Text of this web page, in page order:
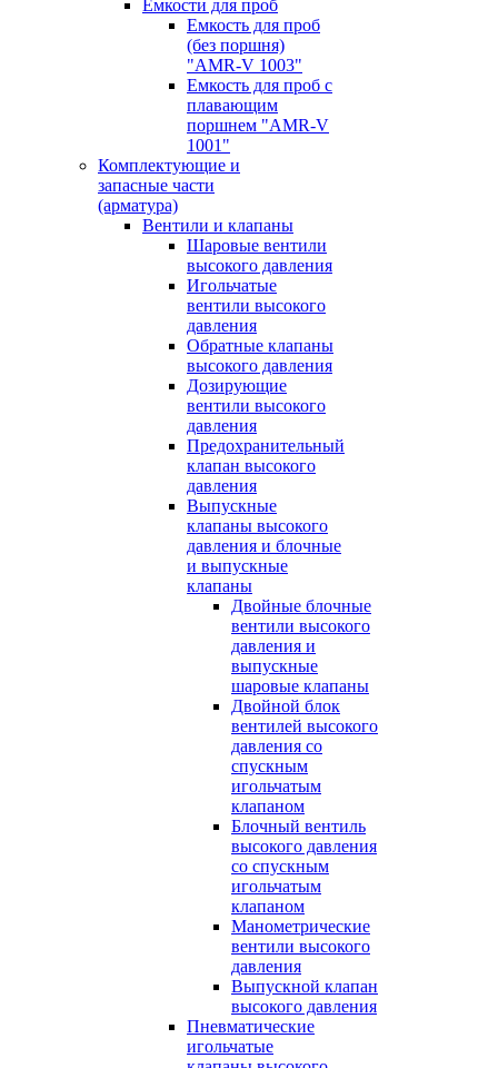
Емкости для проб
Емкость для проб
(без поршня)
"AMR-V 1003"
Емкость для проб с
плавающим
поршнем "AMR-V
1001"
Комплектующие и
запасные части
(арматура)
Вентили и клапаны
Шаровые вентили
высокого давления
Игольчатые
вентили высокого
давления
Обратные клапаны
высокого давления
Дозирующие
вентили высокого
давления
Предохранительный
клапан высокого
давления
Выпускные
клапаны высокого
давления и блочные
и выпускные
клапаны
Двойные блочные
вентили высокого
давления и
выпускные
шаровые клапаны
Двойной блок
вентилей высокого
давления со
спускным
игольчатым
клапаном
Блочный вентиль
высокого давления
со спускным
игольчатым
клапаном
Манометрические
вентили высокого
давления
Выпускной клапан
высокого давления
Пневматические
игольчатые